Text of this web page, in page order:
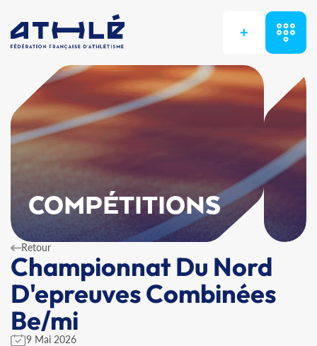
+
COMPÉTITIONS
Retour
Championnat Du Nord
D'epreuves Combinées
Be/mi
9 Mai 2026